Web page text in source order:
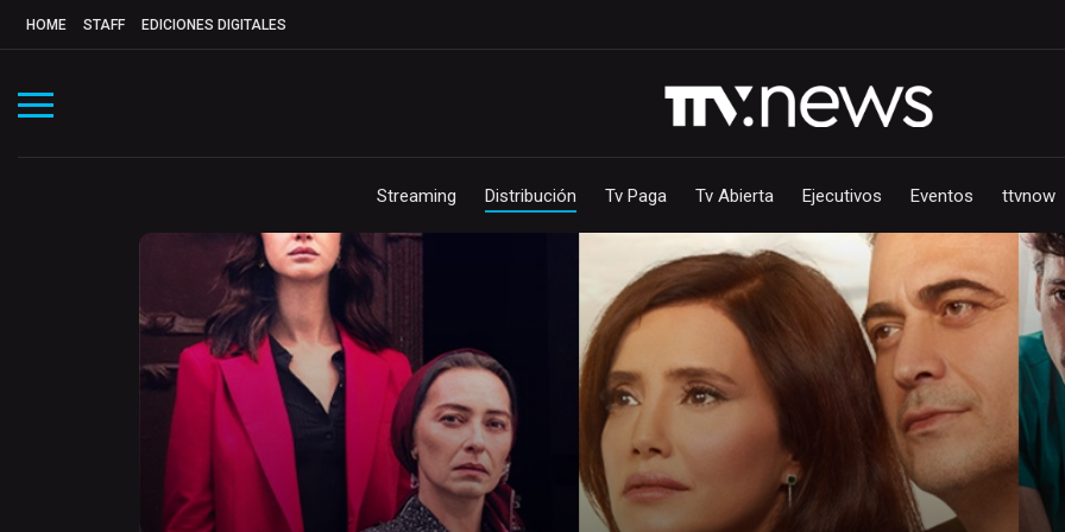
HOME STAFF EDICIONES DIGITALES
Streaming Distribución Tv Paga Tv Abierta Ejecutivos Eventos ttvnow